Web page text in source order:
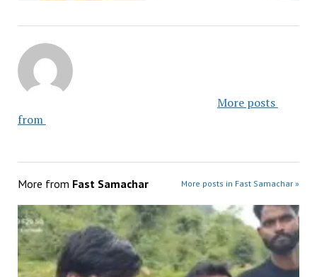
More from Fast Samachar More posts in Fast Samachar »